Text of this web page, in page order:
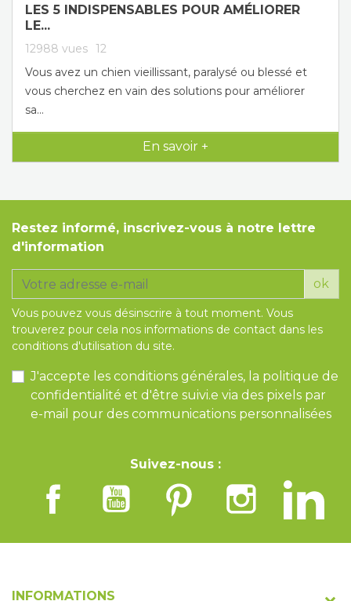
LES 5 INDISPENSABLES POUR AMÉLIORER
LE...
12988 vues 12
Vous avez un chien vieillissant, paralysé ou blessé et
vous cherchez en vain des solutions pour améliorer
sa...
En savoir +
Restez informé, inscrivez-vous à notre lettre
d'information
ok
Vous pouvez vous désinscrire à tout moment. Vous
trouverez pour cela nos informations de contact dans les
conditions d'utilisation du site.
J'accepte les conditions générales, la politique de
confidentialité et d'être suivi.e via des pixels par
e-mail pour des communications personnalisées
Suivez-nous :
INFORMATIONS